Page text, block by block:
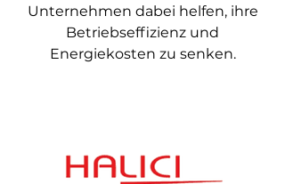
Unternehmen dabei helfen, ihre
Betriebseffizienz und
Energiekosten zu senken.